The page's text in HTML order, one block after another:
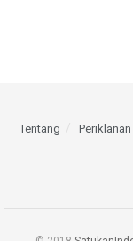
Tentang Periklanan